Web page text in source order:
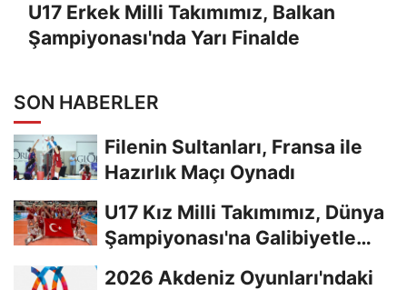
U17 Erkek Milli Takımımız, Balkan
Şampiyonası'nda Yarı Finalde
SON HABERLER
Filenin Sultanları, Fransa ile
Hazırlık Maçı Oynadı
U17 Kız Milli Takımımız, Dünya
Şampiyonası'na Galibiyetle
2026 Akdeniz Oyunları'ndaki